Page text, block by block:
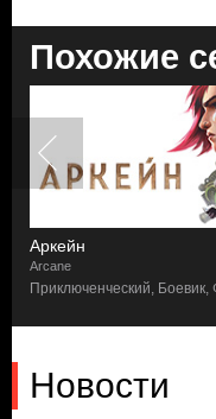
Похожие
Аркейн
Arcane
Приключенческий, Боевик,
Новости